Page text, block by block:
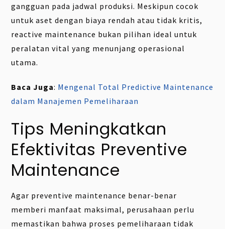
gangguan pada jadwal produksi. Meskipun cocok
untuk aset dengan biaya rendah atau tidak kritis,
reactive maintenance bukan pilihan ideal untuk
peralatan vital yang menunjang operasional
utama.
Baca Juga: Mengenal Total Predictive Maintenance
dalam Manajemen Pemeliharaan
Tips Meningkatkan
Efektivitas Preventive
Maintenance
Agar preventive maintenance benar-benar
memberi manfaat maksimal, perusahaan perlu
memastikan bahwa proses pemeliharaan tidak